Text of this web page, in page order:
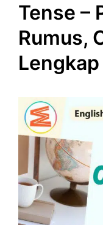
Tense –
Rumus,
Lengkap